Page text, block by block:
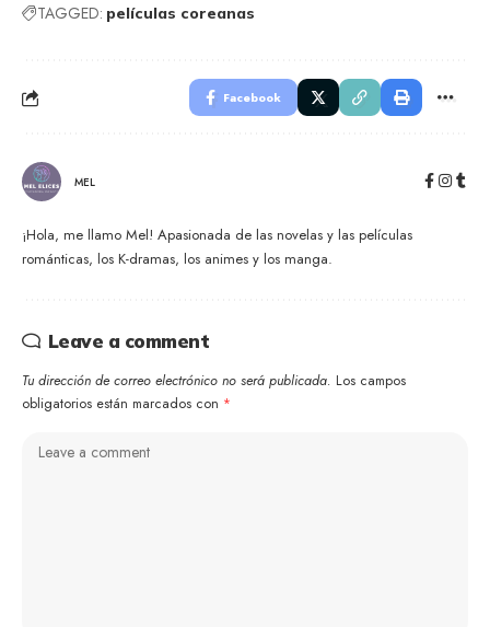
TAGGED: películas coreanas
Facebook
MEL
¡Hola, me llamo Mel! Apasionada de las novelas y las películas
románticas, los K-dramas, los animes y los manga.
Leave a comment
Tu dirección de correo electrónico no será publicada. Los campos
obligatorios están marcados con *